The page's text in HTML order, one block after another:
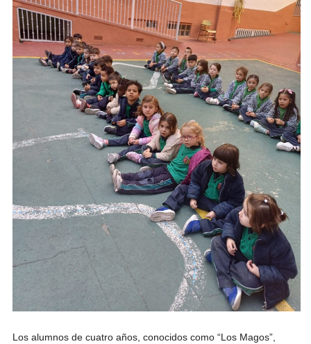
Los alumnos de cuatro años, conocidos como “Los Magos”,